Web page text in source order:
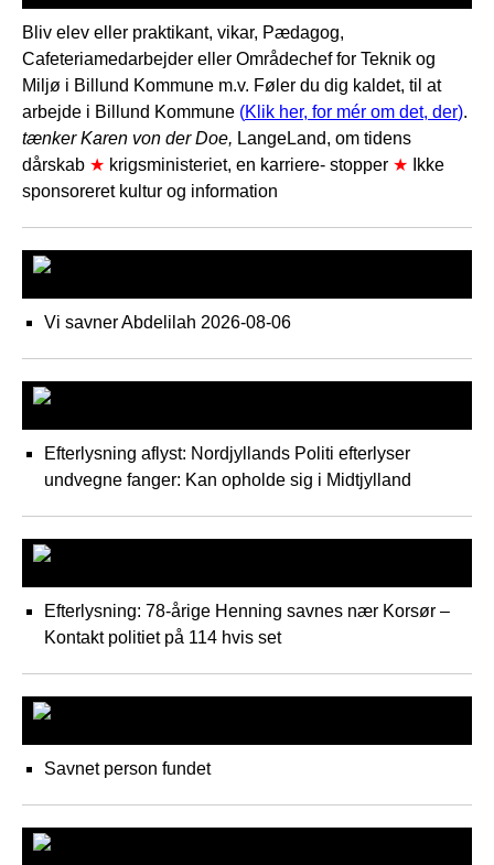
Bliv elev eller praktikant, vikar, Pædagog,
Cafeteriamedarbejder eller Områdechef for Teknik og
Miljø i Billund Kommune m.v. Føler du dig kaldet, til at
arbejde i Billund Kommune (Klik her, for mér om det, der).
tænker Karen von der Doe, LangeLand, om tidens
dårskab ★ krigsministeriet, en karriere- stopper ★
Ikke
sponsoreret kultur og information
Vi savner Abdelilah 2026-08-06
Efterlysning aflyst: Nordjyllands Politi efterlyser
undvegne fanger: Kan opholde sig i Midtjylland
Efterlysning: 78-årige Henning savnes nær Korsør –
Kontakt politiet på 114 hvis set
Savnet person fundet